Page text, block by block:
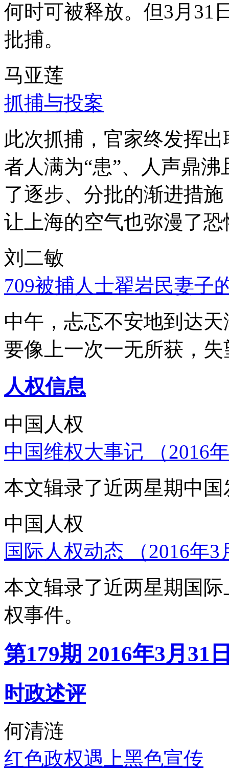
何时可被释放。但3月31
批捕。
马亚莲
抓捕与投案
此次抓捕，官家终发挥
者人满为“患”、人声鼎
了逐步、分批的渐进措
让上海的空气也弥漫了
刘二敏
709被捕人士翟岩民妻子
中午，忐忑不安地到达
要像上一次一无所获，
人权信息
中国人权
中国维权大事记 （2016
本文辑录了近两星期中
中国人权
国际人权动态 （2016年
本文辑录了近两星期国
权事件。
第179期 2016年3月31
时政述评
何清涟
红色政权遇上黑色宣传